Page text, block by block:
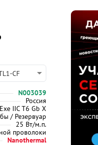
CF
N003039
Россия
IIC Т6 Gb X
/ Резервуар
25 Вт/м.п.
проволоки
Nanothermal